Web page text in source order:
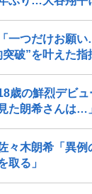
「一つだけお願
破”を叶えた指
18歳の鮮烈デビ
た朗希さんは…
々木朗希「異
取る」